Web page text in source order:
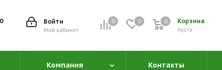
0 0 Корзина
0
пуста
0
Войти
Мой кабинет
Компания Контакты